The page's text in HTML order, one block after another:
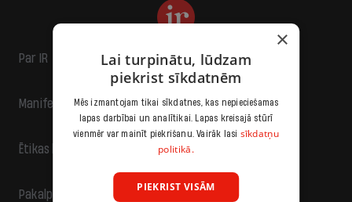
Par IR
Manifests
Ētikas kodekss
Pakalpojumu sniegšanas noteikumi
×
Lai turpinātu, lūdzam
piekrist sīkdatnēm
Mēs izmantojam tikai sīkdatnes, kas nepieciešamas
lapas darbībai un analītikai. Lapas kreisajā stūrī
vienmēr var mainīt piekrišanu. Vairāk lasi sīkdatņu
politikā.
PIEKRIST VISĀM